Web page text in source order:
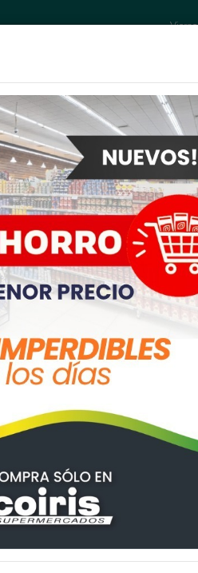
GENERAL LAGOS POLICIALES
con mayor transparencia fiscal